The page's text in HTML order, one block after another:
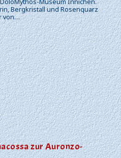
Bergkristall und Rosenquarz
von…
zur Auronzo-